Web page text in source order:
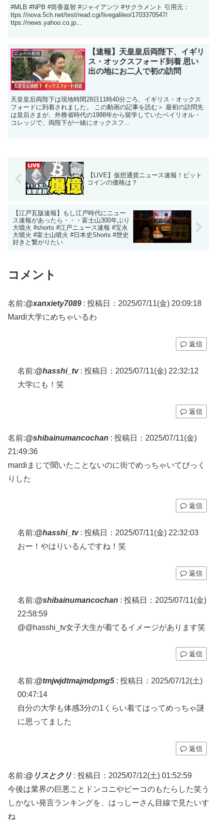
#MLB #NPB #筒香嘉智 #ジャイアンツ #サクラメント 引用元：
ttps://nova.5ch.net/test/read.cgi/livegalileo/1703370547/
ttps://news.yahoo.co.jp...
ニュース動画
【速報】天皇皇后両陛下、イギリ
ス・オックスフォード到着 思い
出の地にお二人で初の訪問
天皇皇后両陛下は現地時間28日11時40分ごろ、イギリス・オックス
フォードに到着されました。 この動画の記事を読む＞ 最初の訪問先
は皇后さまが、外務省時代の1988年から留学していたベイリオル・
コレッジで、両陛下が一緒にオックスフ...
【LIVE】仮想通貨ニュース速報！ビット
コインの価格は？
【江戸瓦版速報】もし江戸時代にニュー
ス速報があったら・・・富士山300年ぶり
大噴火 #shorts #江戸ニュース速報 #宝永
大噴火 #富士山噴火 #日本史Shorts #歴史
好きと繋がりたい
コメント
名前:@xanxiety7089 : 投稿日：2025/07/11(金) 20:09:18
Mardi大学にめちゃいるわ
返信
名前:@hasshi_tv: 投稿日：2025/07/11(金) 22:32:12
大学にも！笑
返信
名前:@shibainumancochan : 投稿日：2025/07/11(金)
21:49:36
mardiまじで聞いたことないのに街でめっちゃいてびっく
りした
返信
名前:@hasshi_tv: 投稿日：2025/07/11(金) 22:32:03
おー！やはりいるんですね！笑
返信
名前:@shibainumancochan : 投稿日：2025/07/11(金)
22:58:59
@@hasshi_tv女子大生が着てるイメージがあります笑
返信
名前:@tmjwjdtmajmdpmg5 : 投稿日：2025/07/12(土)
00:47:14
自分の大学も体感3分の1くらい着てはってめっちゃ謎
に思ってました
返信
名前:@リスとクリ : 投稿日：2025/07/12(土) 01:52:59
今後は業界の巨悪ことドンコニやピーコのもたらした笑う
しかない発言ランキングを、はっしーさん目線で見たいす
ね